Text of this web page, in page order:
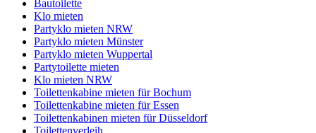
Bautoilette
Klo mieten
Partyklo mieten NRW
Partyklo mieten Münster
Partyklo mieten Wuppertal
Partytoilette mieten
Klo mieten NRW
Toilettenkabine mieten für Bochum
Toilettenkabine mieten für Essen
Toilettenkabinen mieten für Düsseldorf
Toilettenverleih